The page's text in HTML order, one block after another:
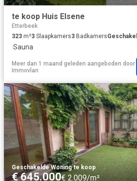
te koop Huis Elsene
Etterbeek
323 m²3 Slaapkamers3 Badkamers
·Sauna
Meer dan 1 maand geleden aangeboden door
Immovlan
Geschakelde Woning·te koop
€ 645.000€ 2.009/m²